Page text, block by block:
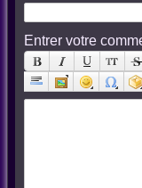
Entrer votre